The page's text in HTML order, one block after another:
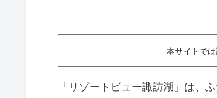
本サイトで
「リゾートビュー諏訪湖」は、